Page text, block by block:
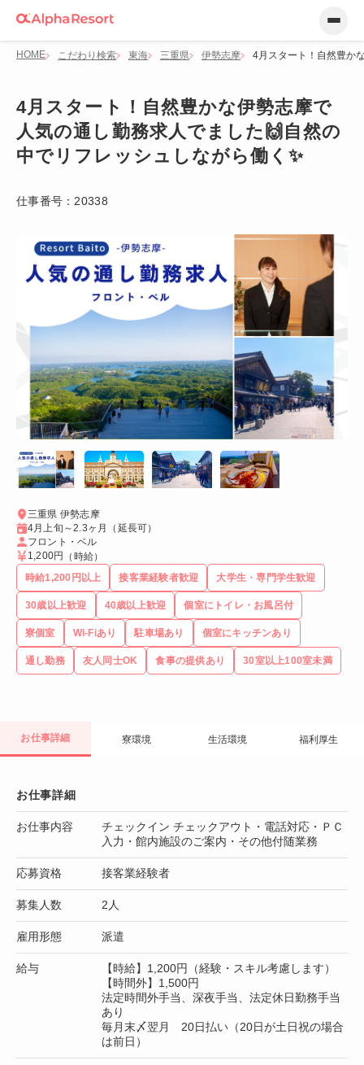
HOME こだわり検索 東海 三重県 伊勢志摩 4月スタート！自然豊か
4月スタート！自然豊かな伊勢志摩で
人気の通し勤務求人でました🙌自然の
中でリフレッシュしながら働く✨
仕事番号： 20338
三重県 伊勢志摩
4月上旬～2.3ヶ月（延長可）
フロント・ベル
1,200円
（時給）
時給1,200円以上
接客業経験者歓迎 大学生・専門学生歓迎
30歳以上歓迎 40歳以上歓迎 個室にトイレ・お風呂付
寮個室 Wi-Fiあり 駐車場あり 個室にキッチンあり
通し勤務 友人同士OK 食事の提供あり 30室以上100室未満
お仕事詳細 寮環境 生活環境 福利厚生
お仕事詳細
お仕事内容
チェックイン チェックアウト・電話対応・ＰＣ
入力・館内施設のご案内・その他付随業務
応募資格 接客業経験者
募集人数 2人
雇用形態 派遣
給与
【時給】1,200円（経験・スキル考慮します）
【時間外】1,500円
法定時間外手当、深夜手当、法定休日勤務手当
あり
毎月末〆翌月 20日払い（20日が土日祝の場合
は前日）